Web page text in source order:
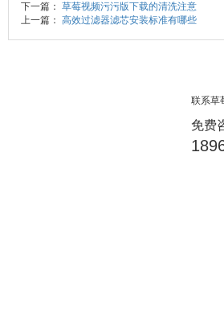
下一篇： 草莓视频污污版下载的清洗注意
上一篇： 高效过滤器滤芯安装标准有哪些
联系草
免费